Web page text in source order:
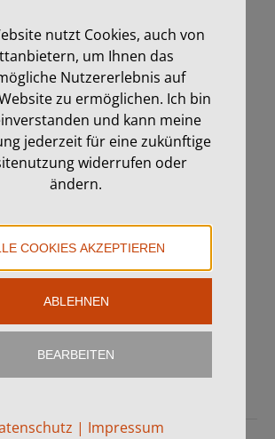
26. Juni 2026
Karin & Josef
8. Juni 2026
11. April 2026
Kerstin & Andreas
1. April 2026
nutzt Cookies, auch von
um Ihnen das
Nutzererlebnis auf
zu ermöglichen. Ich bin
und kann meine
jederzeit für eine zukünftige
widerrufen oder
ändern.
COOKIES AKZEPTIEREN
ABLEHNEN
BEARBEITEN
| Impressum